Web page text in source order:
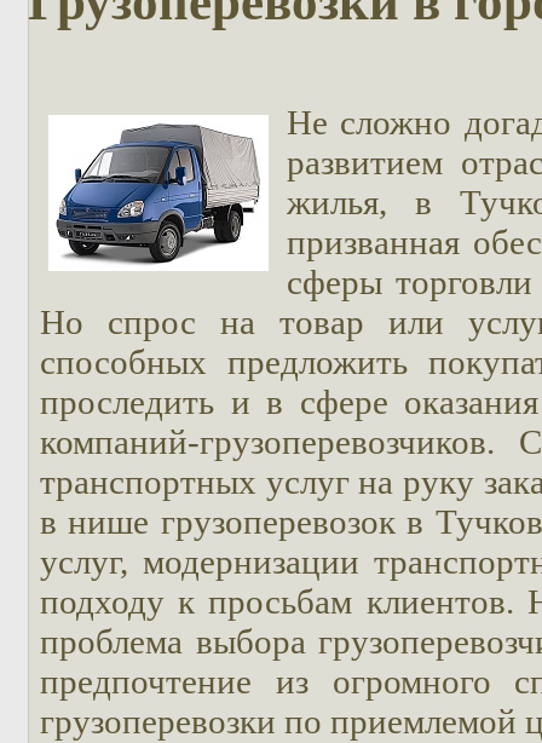
Не сложно
развитием
жилья, в
призванная
сферы
Но спрос на товар или
способных предложить
проследить и в сфере
компаний-
транспортных услуг на руку
в нише грузоперевозок в
услуг, модернизации
подходу к просьбам клиентов.
проблема выбора
предпочтение из огромного
грузоперевозки по приемлемой